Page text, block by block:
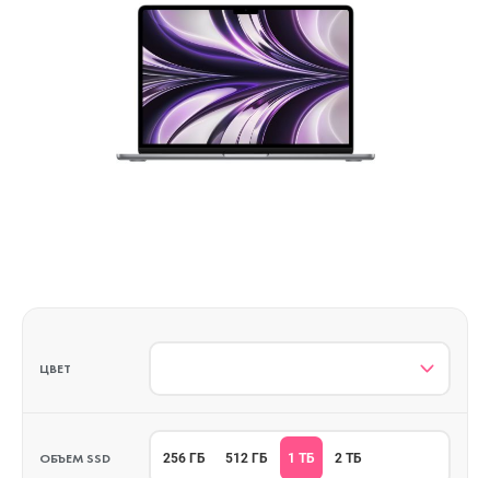
ЦВЕТ
ОБЪЕМ SSD 256 ГБ 512 ГБ 1 ТБ 2 ТБ